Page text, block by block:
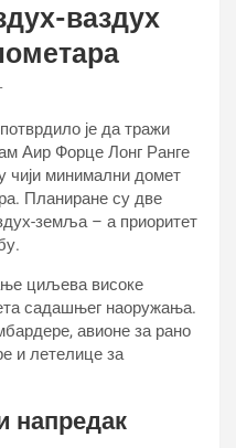
ваздух
је да тражи
Аир Форце Лонг Ранге
чији минимални домет
Планиране су две
земља – а приоритет
циљева високе
садашњег наоружања.
авионе за рано
и летелице за
напредак